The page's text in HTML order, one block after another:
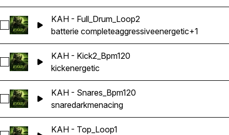
Sélectionnez KAH - Full_Drum_Loop2
KAH - Full_Drum_Loop2
batterie completeaggressiveenergetic+1
Sélectionnez KAH - Kick2_Bpm120
KAH - Kick2_Bpm120
kickenergetic
Sélectionnez KAH - Snares_Bpm120
KAH - Snares_Bpm120
snaredarkmenacing
KAH - Top_Loop1